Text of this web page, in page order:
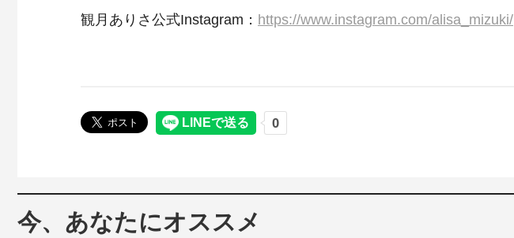
観月ありさ公式Instagram： https://www.instagram.com/alisa_mizuki/
今、あなたにオススメ